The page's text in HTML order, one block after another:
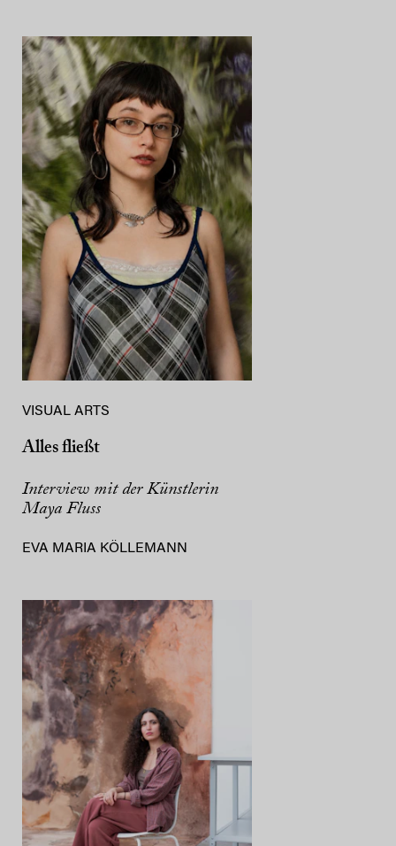
VISUAL ARTS
Alles fließt
Interview mit der Künstlerin
Maya Fluss
EVA MARIA KÖLLEMANN